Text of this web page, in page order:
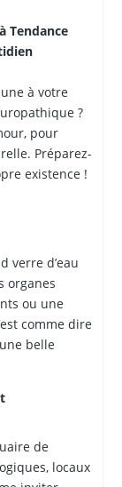
Tendance
à votre
?
pour
Préparez-
existence !
verre d’eau
organes
ou une
comme dire
belle
de
locaux